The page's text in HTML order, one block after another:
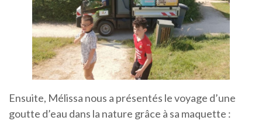
Ensuite, Mélissa nous a présentés le voyage d’une
goutte d’eau dans la nature grâce à sa maquette :